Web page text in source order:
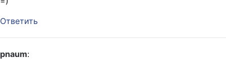
Ответить
pnaum: